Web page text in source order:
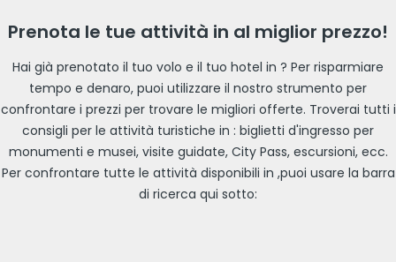
Prenota le tue attività in al miglior prezzo!
Hai già prenotato il tuo volo e il tuo hotel in ? Per risparmiare
tempo e denaro, puoi utilizzare il nostro strumento per
confrontare i prezzi per trovare le migliori offerte. Troverai tutti i
consigli per le attività turistiche in : biglietti d'ingresso per
monumenti e musei, visite guidate, City Pass, escursioni, ecc.
Per confrontare tutte le attività disponibili in ,puoi usare la barra
di ricerca qui sotto: